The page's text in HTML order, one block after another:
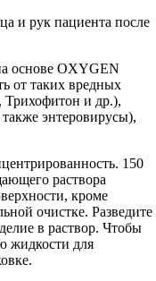
и рук пациента после
основе OXYGEN
от таких вредных
Трихофитон и др.),
энтеровирусы),
150
раствора
кроме
очистке. Разведите
в раствор. Чтобы
жидкости для